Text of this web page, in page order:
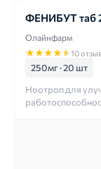
ФЕНИБУТ таб
Олайнфарм
★★★★★10
250мг · 20 шт
Ноотроп для